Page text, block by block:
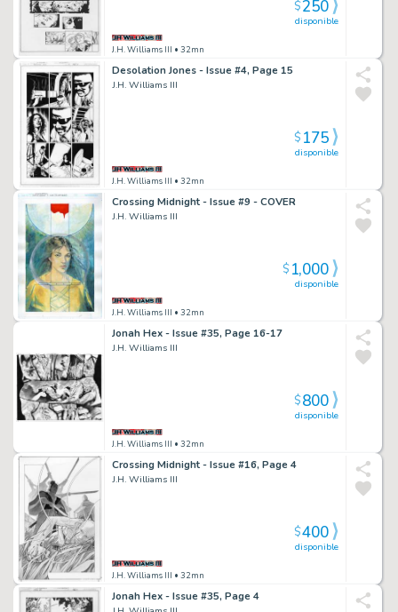
J.H. Williams III • 32mn
disponible
$250
Desolation Jones - Issue #4, Page 15
J.H. Williams III
J.H. Williams III • 32mn
disponible
$175
Crossing Midnight - Issue #9 - COVER
J.H. Williams III
J.H. Williams III • 32mn
disponible
$1,000
Jonah Hex - Issue #35, Page 16-17
J.H. Williams III
J.H. Williams III • 32mn
disponible
$800
Crossing Midnight - Issue #16, Page 4
J.H. Williams III
J.H. Williams III • 32mn
disponible
$400
Jonah Hex - Issue #35, Page 4